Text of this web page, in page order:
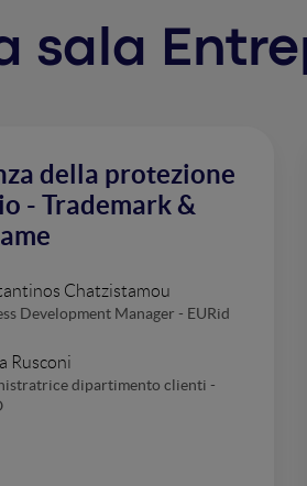
sala
della protezione
- Trademark &
Chatzistamou
Development Manager - EURid
Rusconi
dipartimento clienti -